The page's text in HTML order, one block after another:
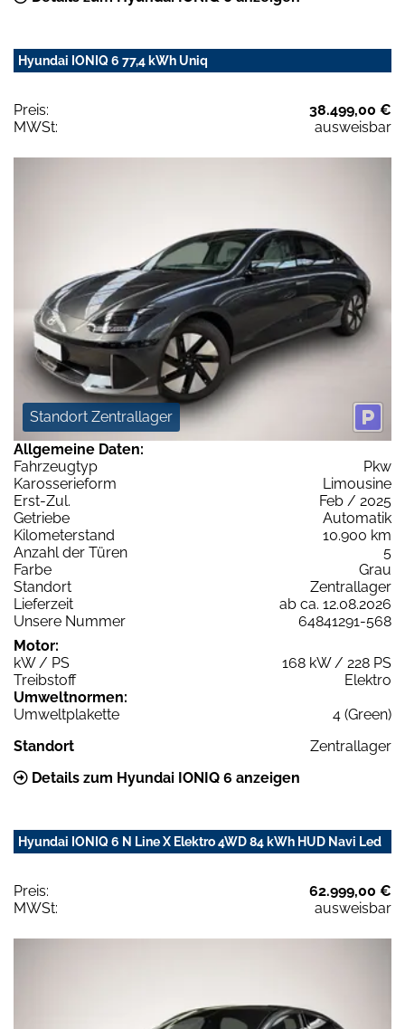
Hyundai IONIQ 6 77,4 kWh Uniq
Preis:
38.499,00 €
MWSt:
ausweisbar
Standort Zentrallager
Allgemeine Daten:
Fahrzeugtyp
Pkw
Karosserieform
Limousine
Erst-Zul.
Feb / 2025
Getriebe
Automatik
Kilometerstand
10.900 km
Anzahl der Türen
5
Farbe
Grau
Standort
Zentrallager
Lieferzeit
ab ca. 12.08.2026
Unsere Nummer
64841291-568
Motor:
kW / PS
168 kW / 228 PS
Treibstoff
Elektro
Umweltnormen:
Umweltplakette
4 (Green)
Standort
Zentrallager
Details zum Hyundai IONIQ 6 anzeigen
Hyundai IONIQ 6 N Line X Elektro 4WD 84 kWh HUD Navi Led
Preis:
62.999,00 €
MWSt:
ausweisbar